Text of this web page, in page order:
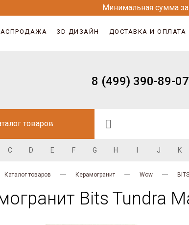
Минимальная сумма
3D ДИЗАЙН ДОСТАВКА И ОПЛАТА
8 (499) 390-89-07
товаров
C D E F G H J K
Каталог товаров Керамогранит Wow
Bits Tundra